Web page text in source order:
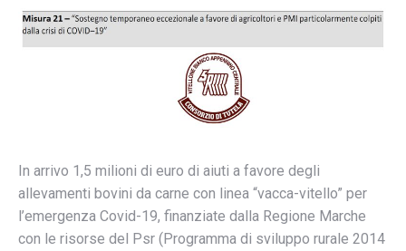
In arrivo 1,5 milioni di euro di aiuti a favore degli
allevamenti bovini da carne con linea “vacca-vitello” per
l’emergenza Covid-19, finanziate dalla Regione Marche
con le risorse del Psr (Programma di sviluppo rurale 2014